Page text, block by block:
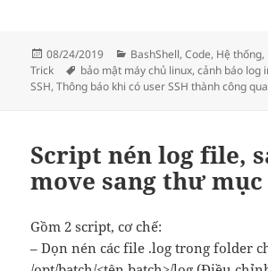
Đăng
vào
ngày
08/24/2019
Danh
mục
BashShell,Code, Hệ thống,
Trick
Thẻ
bảo mật máy chủ linux,cảnh báo log
SSH,Thông báo khi có user SSH thành công
Script nén log file,
move sang thư
Gồm 2 script, cơ chế:
– Dọn nén các file .log trong folder